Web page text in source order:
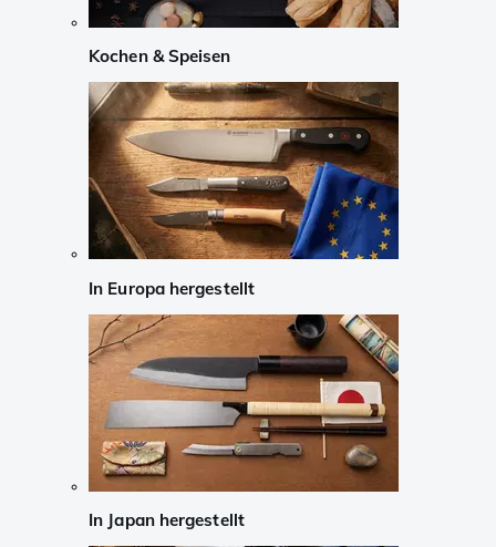
Kochen & Speisen
In Europa hergestellt
In Japan hergestellt